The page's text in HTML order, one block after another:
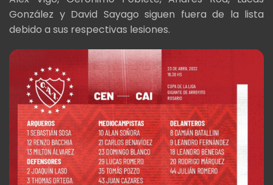
González y David Sayago siguen fuera de la lista
debido a sus respectivas lesiones.